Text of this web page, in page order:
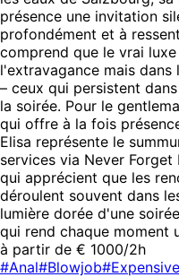
présence une invitation
profondément et à
comprend que le vrai
l'extravagance mais
– ceux qui persistent
la soirée. Pour le
qui offre à la fois
Elisa représente le
services via Never
qui apprécient que les
déroulent souvent dans
lumière dorée d'une
qui rend chaque moment
à partir de € 1000/2h
#Anal#Blowjob#Expensive